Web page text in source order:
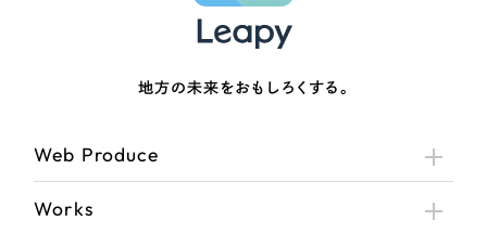
地方の未来をおもしろくする。
Web Produce
Works